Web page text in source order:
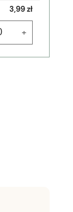
3,99 zł
+